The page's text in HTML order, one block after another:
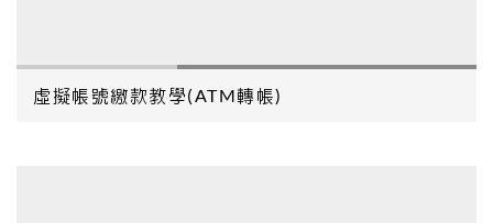
虛擬帳號繳款教學(ATM轉帳)